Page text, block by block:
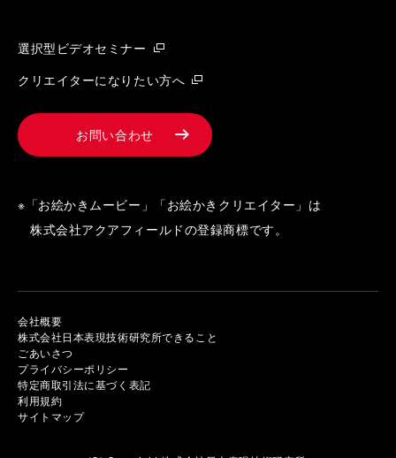
選択型ビデオセミナー
クリエイターになりたい方へ
お問い合わせ
※「お絵かきムービー」「お絵かきクリエイター」は
株式会社アクアフィールドの登録商標です。
会社概要
株式会社日本表現技術研究所できること
ごあいさつ
プライバシーポリシー
特定商取引法に基づく表記
利用規約
サイトマップ